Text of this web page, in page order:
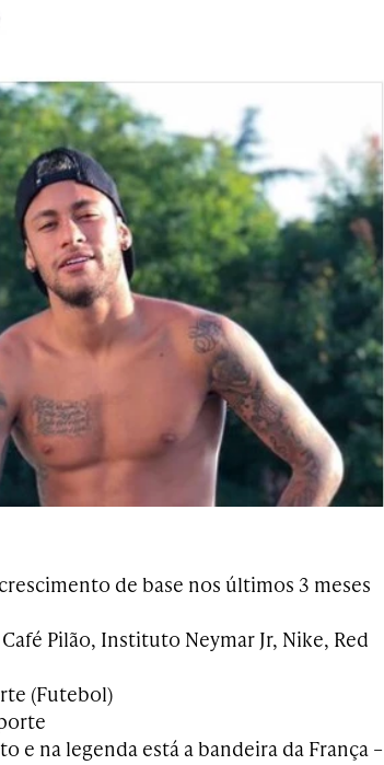
de base nos últimos 3 meses
Pilão, Instituto Neymar Jr, Nike, Red
(Futebol)
e na legenda está a bandeira da França –